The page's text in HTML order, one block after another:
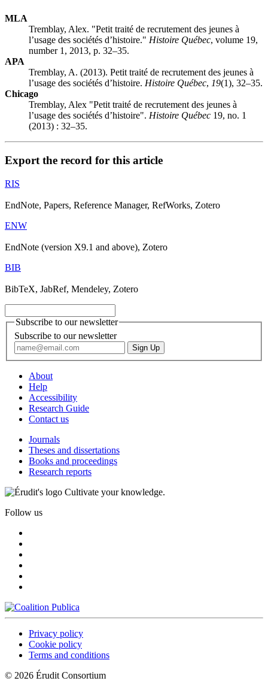
MLA
Tremblay, Alex. "Petit traité de recrutement des jeunes à
l’usage des sociétés d’histoire." Histoire Québec, volume 19,
number 1, 2013, p. 32–35.
APA
Tremblay, A. (2013). Petit traité de recrutement des jeunes à
l’usage des sociétés d’histoire. Histoire Québec, 19(1), 32–35.
Chicago
Tremblay, Alex "Petit traité de recrutement des jeunes à
l’usage des sociétés d’histoire". Histoire Québec 19, no. 1
(2013) : 32–35.
Export the record for this article
RIS
EndNote, Papers, Reference Manager, RefWorks, Zotero
ENW
EndNote (version X9.1 and above), Zotero
BIB
BibTeX, JabRef, Mendeley, Zotero
Subscribe to our newsletter
Subscribe to our newsletter
About
Help
Accessibility
Research Guide
Contact us
Journals
Theses and dissertations
Books and proceedings
Research reports
Cultivate your knowledge.
Follow us
Privacy policy
Cookie policy
Terms and conditions
© 2026 Érudit Consortium